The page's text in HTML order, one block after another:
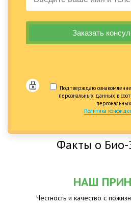
Подтверждаю ознакомление
персональных данных в
Политика
Факты о Био-
НАШ
Честность и качество с